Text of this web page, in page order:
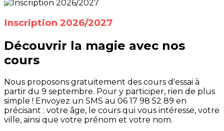
Inscription 2026/2027
Découvrir la magie avec nos
cours
Nous proposons gratuitement des cours d'essai à
partir du 9 septembre. Pour y participer, rien de plus
simple ! Envoyez un SMS au 06 17 98 52 89 en
précisant : votre âge, le cours qui vous intéresse, votre
ville, ainsi que votre prénom et votre nom.